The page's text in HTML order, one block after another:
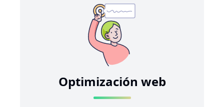
Optimización web